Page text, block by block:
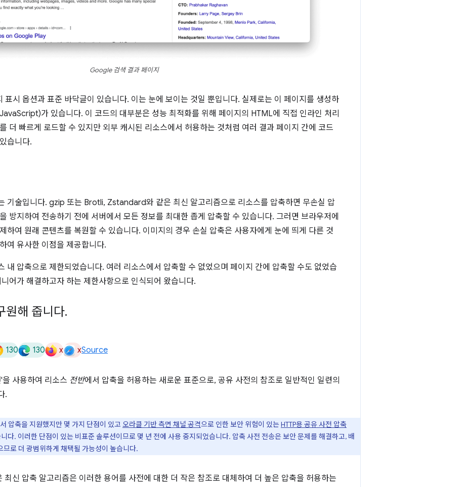
Google 검색 결과 페이지
표시 옵션과 표준 바닥글이 있습니다. 이는 눈에 보이는 것일 뿐입니다. 실제로는 이 페이지를 생성하
가 있습니다. 이 코드의 대부분은 성능 최적화를 위해 페이지의 HTML에 직접 인라인 처리
더 빠르게 로드할 수 있지만 외부 캐시된 리소스에서 허용하는 것처럼 여러 결과 페이지 간에 코드
습니다.
기술입니다. gzip 또는 Brotli, Zstandard와 같은 최신 알고리즘으로 리소스를 압축하면 무손실 압
방지하여 전송하기 전에 서버에서 모든 정보를 최대한 좁게 압축할 수 있습니다. 그러면 브라우저에
하여 원래 콘텐츠를 복원할 수 있습니다. 이미지의 경우 손실 압축은 사용자에게 눈에 띄게 다른 것
여 유사한 이점을 제공합니다.
내 압축으로 제한되었습니다. 여러 리소스에서 압축할 수 없었으며 페이지 간에 압축할 수도 없었습
어가 해결하고자 하는 제한사항으로 인식되어 왔습니다.
원해 줍니다.
130 130 x xSource
사용하여 리소스 전반에서 압축을 허용하는 새로운 표준으로, 공유 사전의 참조로 일반적인 일련의
.
압축을 지원했지만 몇 가지 단점이 있고 오라클 기반 측면 채널 공격으로 인한 보안 위험이 있는HTTP용 공유 사전 압축
다. 이러한 단점이 있는 비표준 솔루션이므로 몇 년 전에 사용 중지되었습니다. 압축 사전 전송은 보안 문제를 해결하고, 배
로 더 광범위하게 채택될 가능성이 높습니다.
신 압축 알고리즘은 이러한 용어를 사전에 대한 더 작은 참조로 대체하여 더 높은 압축을 허용하는